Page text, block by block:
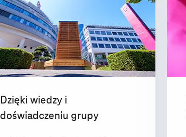
Dzięki wiedzy i
doświadczeniu grupy